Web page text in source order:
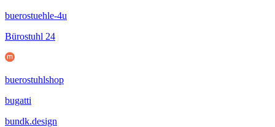
buerostuehle-4u
Bürostuhl 24
buerostuhlshop
bugatti
bundk.design